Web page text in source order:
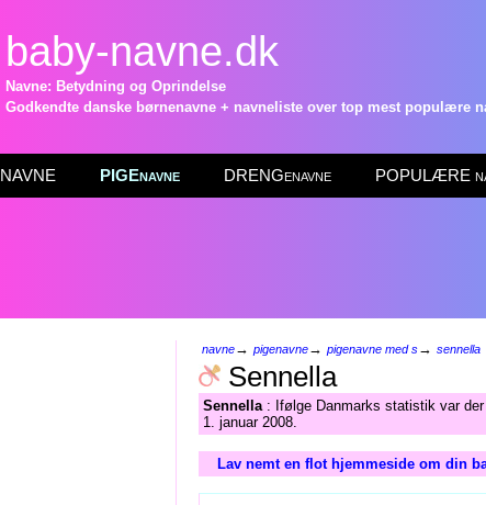
baby-navne.dk
Navne: Betydning og Oprindelse
Godkendte danske børnenavne + navneliste over top mest populære
NAVNE PIGEnavne DRENGenavne POPULÆRE
navne→ pigenavne→ pigenavne med s→ sennella
Sennella
Sennella: Ifølge Danmarks statistik var der
1. januar 2008.
Lav nemt en flot hjemmeside om din